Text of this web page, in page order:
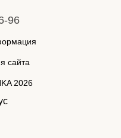
96
сайта
2026